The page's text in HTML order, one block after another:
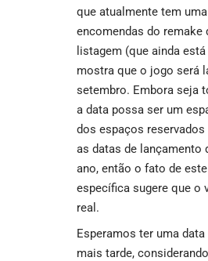
que atualmente tem
encomendas do remake
listagem (que ainda
mostra que o jogo será
setembro. Embora seja
a data possa ser um
dos espaços
as datas de lançamento
ano, então o fato de
específica sugere que o
real.
Esperamos ter uma
mais tarde,